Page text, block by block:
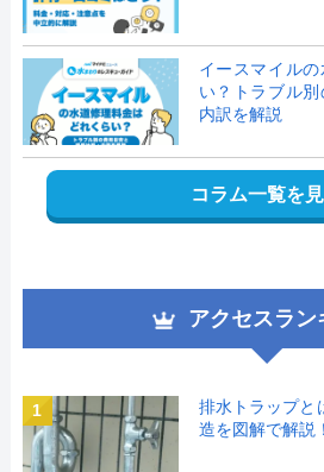
イースマイル
い？トラブル
内訳を解説
コラム一覧を
アクセスラン
1
排水トラップと
造を図解で解説！